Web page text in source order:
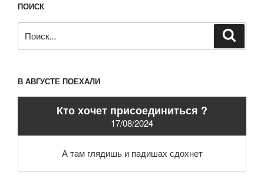
ПОИСК
В АВГУСТЕ ПОЕХАЛИ
Кто хочет присоединиться ?
17/08/2024
А там глядишь и падишах сдохнет